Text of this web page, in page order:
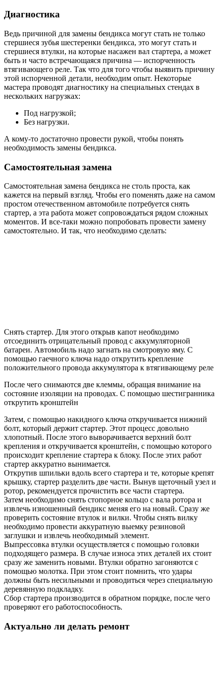
Диагностика
Ведь причиной для замены бендикса могут стать не только
стершиеся зубья шестеренки бендикса, это могут стать и
стершиеся втулки, на которые насажен вал стартера, а может
быть и часто встречающаяся причина — испорченность
втягивающего реле. Так что для того чтобы выявить причину
этой испорченной детали, необходим опыт. Некоторые
мастера проводят диагностику на специальных стендах в
нескольких нагрузках:
Под нагрузкой;
Без нагрузки.
А кому-то достаточно провести рукой, чтобы понять
необходимость замены бендикса.
Самостоятельная замена
Самостоятельная замена бендикса не столь проста, как
кажется на первый взгляд. Чтобы его поменять даже на самом
простом отечественном автомобиле потребуется снять
стартер, а эта работа может сопровождаться рядом сложных
моментов. И все-таки можно попробовать провести замену
самостоятельно. И так, что необходимо сделать:
Снять стартер. Для этого открыв капот необходимо
отсоединить отрицательный провод с аккумуляторной
батареи. Автомобиль надо загнать на смотровую яму. С
помощью гаечного ключа надо открутить крепление
положительного провода аккумулятора к втягивающему реле
После чего снимаются две клеммы, обращая внимание на
состояние изоляции на проводах. С помощью шестигранника
открутить кронштейн
Затем, с помощью накидного ключа откручивается нижний
болт, который держит стартер. Этот процесс довольно
хлопотный. После этого выворачивается верхний болт
крепления и откручивается кронштейн, с помощью которого
происходит крепление стартера к блоку. После этих работ
стартер аккуратно вынимается.
Открутив шпильки вдоль всего стартера и те, которые крепят
крышку, стартер разделить две части. Вынув щеточный узел и
ротор, рекомендуется прочистить все части стартера.
Затем необходимо снять стопорное кольцо с вала ротора и
извлечь изношенный бендикс меняя его на новый. Сразу же
проверить состояние втулок и вилки. Чтобы снять вилку
необходимо провести аккуратную выемку резиновой
заглушки и извлечь необходимый элемент.
Выпрессовка втулки осуществляется с помощью головки
подходящего размера. В случае износа этих деталей их стоит
сразу же заменить новыми. Втулки обратно загоняются с
помощью молотка. При этом стоит помнить, что удары
должны быть несильными и проводиться через специальную
деревянную подкладку.
Сбор стартера производится в обратном порядке, после чего
проверяют его работоспособность.
Актуально ли делать ремонт